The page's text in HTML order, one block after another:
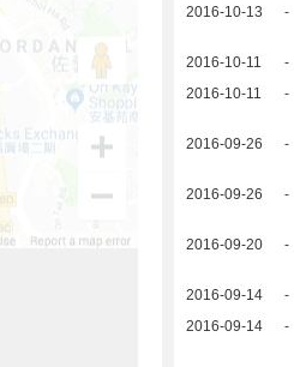
2016-10-13
-
2016-10-11
-
2016-10-11
-
2016-09-26
-
2016-09-26
-
2016-09-20
-
2016-09-14
-
2016-09-14
-